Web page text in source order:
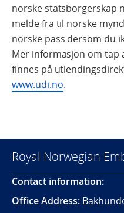
norske statsborgerskap
melde fra til norske
norske pass dersom du
Mer informasjon om tap
finnes på
www.udi.no.
Royal Norwegian
Contact information:
Office Address: